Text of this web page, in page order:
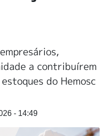
a contribuírem
do Hemosc
- 14:49